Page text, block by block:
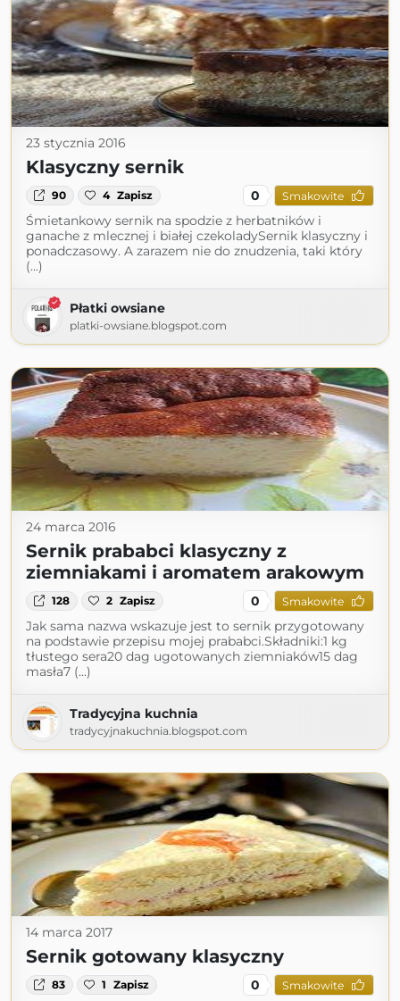
23 stycznia 2016
Klasyczny sernik
90 4 Zapisz 0 Smakowite
Śmietankowy sernik na spodzie z herbatników i
ganache z mlecznej i białej czekoladySernik klasyczny i
ponadczasowy. A zarazem nie do znudzenia, taki który
(...)
Płatki owsiane
platki-owsiane.blogspot.com
24 marca 2016
Sernik prababci klasyczny z
ziemniakami i aromatem arakowym
128 2 Zapisz 0 Smakowite
Jak sama nazwa wskazuje jest to sernik przygotowany
na podstawie przepisu mojej prababci.Składniki:1 kg
tłustego sera20 dag ugotowanych ziemniaków15 dag
masła7 (...)
Tradycyjna kuchnia
tradycyjnakuchnia.blogspot.com
14 marca 2017
Sernik gotowany klasyczny
83 1 Zapisz 0 Smakowite